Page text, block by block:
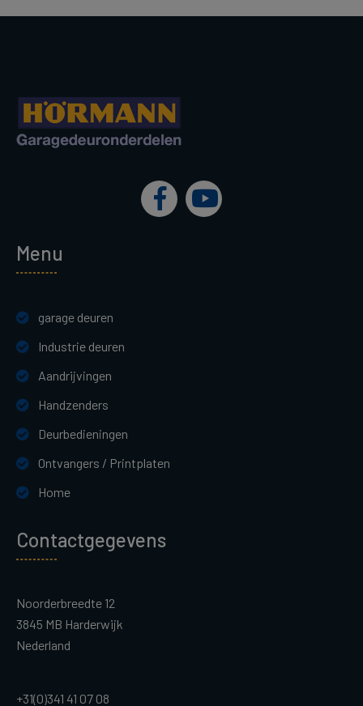
Menu
garage deuren
Industrie deuren
Aandrijvingen
Handzenders
Deurbedieningen
Ontvangers / Printplaten
Home
Contactgegevens
Noorderbreedte 12
3845 MB Harderwijk
Nederland
+31(0)341 41 07 08